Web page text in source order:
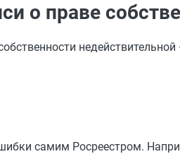
о праве
самим Росреестром.